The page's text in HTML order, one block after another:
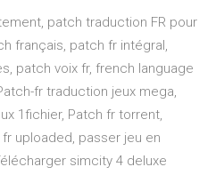
patch traduction FR pour
français, patch fr intégral,
patch voix fr, french language
fr traduction jeux mega,
1fichier, Patch fr torrent,
uploaded, passer jeu en
simcity 4 deluxe